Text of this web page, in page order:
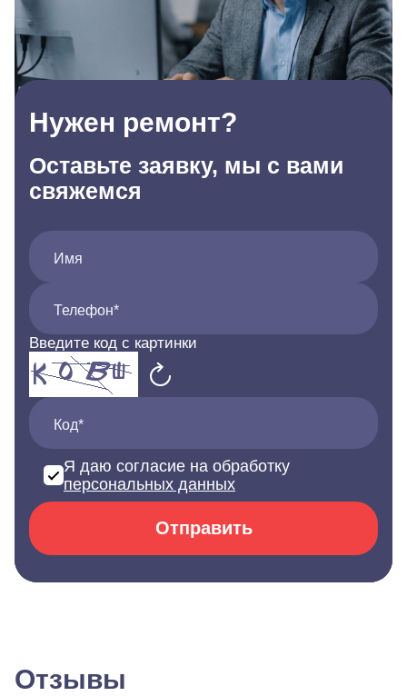
Нужен ремонт?
Оставьте заявку, мы с вами
свяжемся
Имя
Телефон*
Введите код с картинки
Код*
Я даю согласие на обработку
персональных данных
Отправить
Отзывы